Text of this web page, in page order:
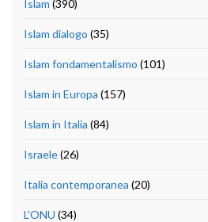
Islam (390)
Islam dialogo (35)
Islam fondamentalismo (101)
Islam in Europa (157)
Islam in Italia (84)
Israele(26)
Italia contemporanea (20)
L'ONU (34)